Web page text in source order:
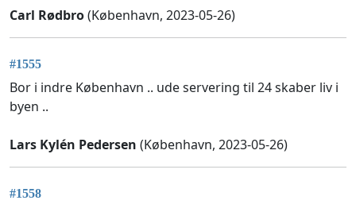
Carl Rødbro(København, 2023-05-26)
#1555
Bor i indre København .. ude servering til 24 skaber liv i
byen ..
Lars Kylén Pedersen (København, 2023-05-26)
#1558